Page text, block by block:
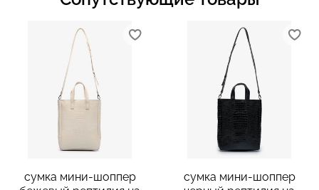
сумка мини-шоппер
сумка мини-шоппер